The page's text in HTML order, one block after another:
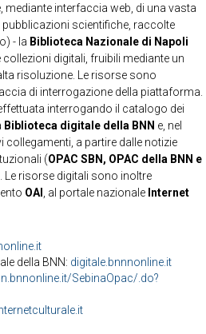
mediante interfaccia web, di una vasta
scientifiche, raccolte
- la Biblioteca Nazionale di Napoli
digitali, fruibili mediante un
risoluzione. Le risorse sono
di interrogazione della piattaforma.
interrogando il catalogo dei
Biblioteca digitale della BNN e, nel
a partire dalle notizie
(OPAC SBN, OPAC della BNN e
Le risorse digitali sono inoltre
OAI , al portale nazionale Internet
della BNN: digitale.bnnnonline.it
SebinaOpac/.do?